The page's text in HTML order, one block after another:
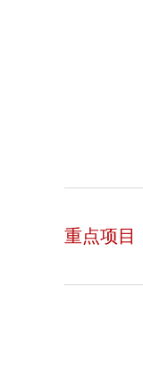
重点项目